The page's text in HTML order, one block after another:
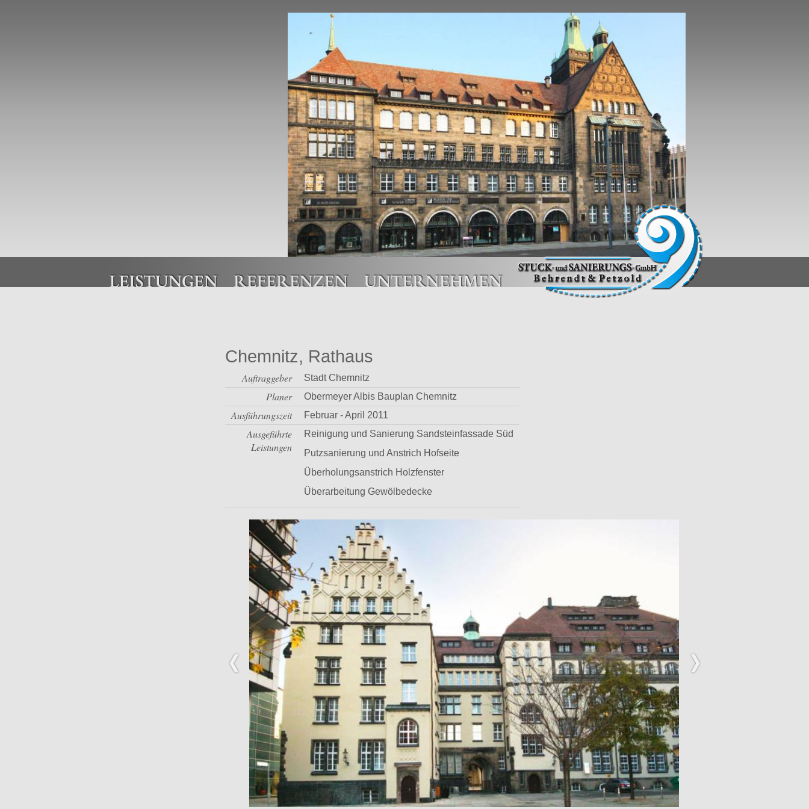
Chemnitz, Rathaus
Auftraggeber Stadt Chemnitz
Planer Obermeyer Albis Bauplan Chemnitz
Ausführungszeit Februar - April 2011
Ausgeführte
Leistungen
Reinigung und Sanierung Sandsteinfassade Süd
Putzsanierung und Anstrich Hofseite
Überholungsanstrich Holzfenster
Überarbeitung Gewölbedecke